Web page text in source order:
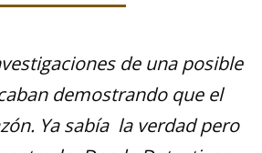
de una posible
demostrando que el
Ya sabía la verdad pero